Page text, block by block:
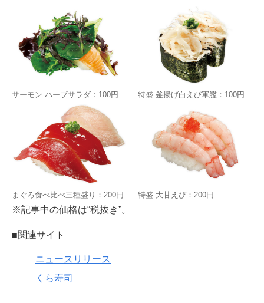
サーモン ハーブサラダ：100円 特盛 釜揚げ白えび軍艦：100円
まぐろ食べ比べ三種盛り：200円 特盛 大甘えび：200円
※記事中の価格は“税抜き”。
■関連サイト
ニュースリリース
くら寿司